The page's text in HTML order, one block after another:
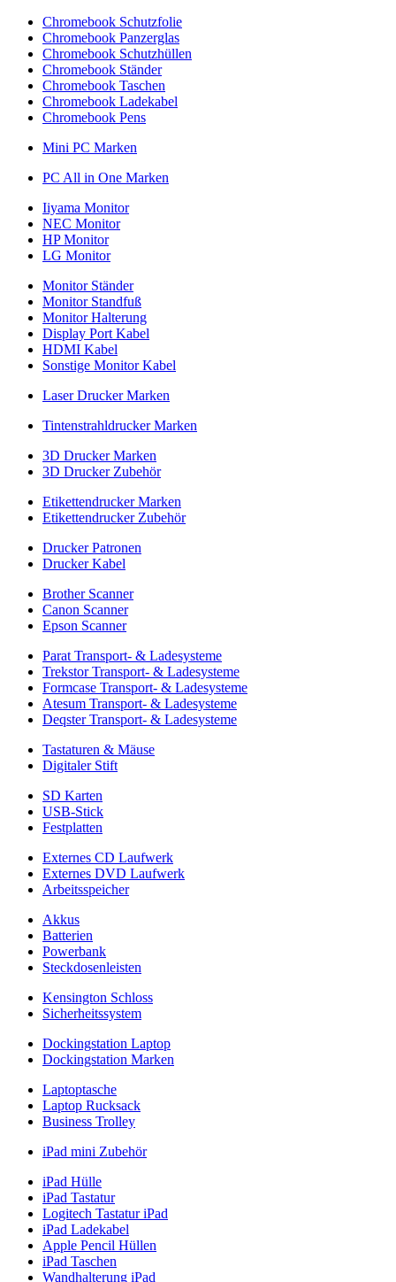
Chromebook Schutzfolie
Chromebook Panzerglas
Chromebook Schutzhüllen
Chromebook Ständer
Chromebook Taschen
Chromebook Ladekabel
Chromebook Pens
Mini PC Marken
PC All in One Marken
Iiyama Monitor
NEC Monitor
HP Monitor
LG Monitor
Monitor Ständer
Monitor Standfuß
Monitor Halterung
Display Port Kabel
HDMI Kabel
Sonstige Monitor Kabel
Laser Drucker Marken
Tintenstrahldrucker Marken
3D Drucker Marken
3D Drucker Zubehör
Etikettendrucker Marken
Etikettendrucker Zubehör
Drucker Patronen
Drucker Kabel
Brother Scanner
Canon Scanner
Epson Scanner
Parat Transport- & Ladesysteme
Trekstor Transport- & Ladesysteme
Formcase Transport- & Ladesysteme
Atesum Transport- & Ladesysteme
Deqster Transport- & Ladesysteme
Tastaturen & Mäuse
Digitaler Stift
SD Karten
USB-Stick
Festplatten
Externes CD Laufwerk
Externes DVD Laufwerk
Arbeitsspeicher
Akkus
Batterien
Powerbank
Steckdosenleisten
Kensington Schloss
Sicherheitssystem
Dockingstation Laptop
Dockingstation Marken
Laptoptasche
Laptop Rucksack
Business Trolley
iPad mini Zubehör
iPad Hülle
iPad Tastatur
Logitech Tastatur iPad
iPad Ladekabel
Apple Pencil Hüllen
iPad Taschen
Wandhalterung iPad